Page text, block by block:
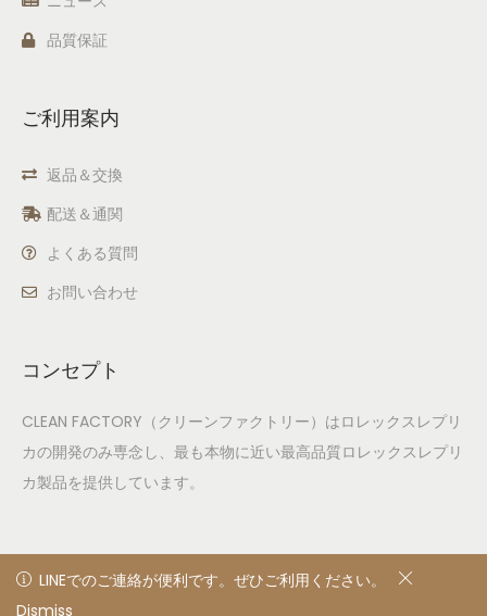
LINEでのご連絡が便利です。ぜひご利用ください。
品質保証
ご利用案内
返品＆交換
配送＆通関
よくある質問
お問い合わせ
コンセプト
CLEAN FACTORY（クリーンファクトリー）はロレックスレプリ
カの開発のみ専念し、最も本物に近い最高品質ロレックスレプリ
カ製品を提供しています。
LINEでのご連絡が便利です。ぜひご利用ください。
Dismiss